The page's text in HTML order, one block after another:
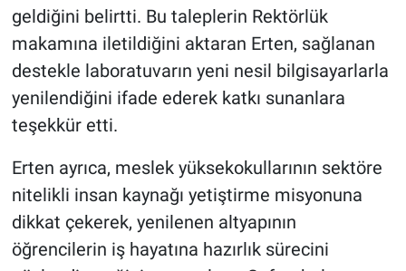
geldiğini belirtti. Bu taleplerin Rektörlük
makamına iletildiğini aktaran Erten, sağlanan
destekle laboratuvarın yeni nesil bilgisayarlarla
yenilendiğini ifade ederek katkı sunanlara
teşekkür etti.
Erten ayrıca, meslek yüksekokullarının sektöre
nitelikli insan kaynağı yetiştirme misyonuna
dikkat çekerek, yenilenen altyapının
öğrencilerin iş hayatına hazırlık sürecini